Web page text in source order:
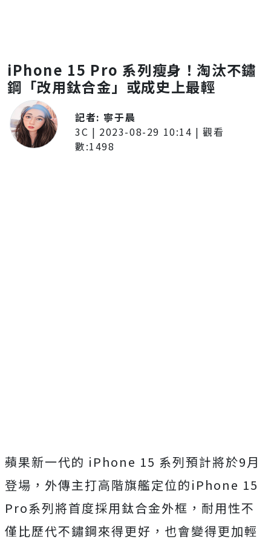
iPhone 15 Pro 系列瘦身！淘汰不鏽
鋼「改用鈦合金」或成史上最輕
記者: 寧于晨
3C | 2023-08-29 10:14 | 觀看
數:1498
蘋果新一代的 iPhone 15 系列預計將於9月
登場，外傳主打高階旗艦定位的iPhone 15
Pro系列將首度採用鈦合金外框，耐用性不
僅比歷代不鏽鋼來得更好，也會變得更加輕